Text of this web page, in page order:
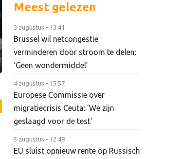
Meest gelezen
3 augustus - 13:41
Brussel wil netcongestie
verminderen door stroom te delen:
‘Geen wondermiddel’
4 augustus - 15:57
Europese Commissie over
migratiecrisis Ceuta: 'We zijn
geslaagd voor de test'
5 augustus - 12:48
EU sluist opnieuw rente op Russisch